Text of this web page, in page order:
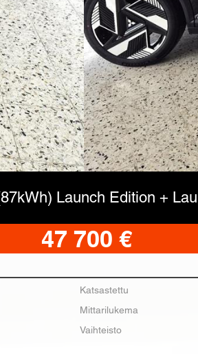
Launch Edition +
47 700 €
Katsastettu
Mittarilukema
Vaihteisto